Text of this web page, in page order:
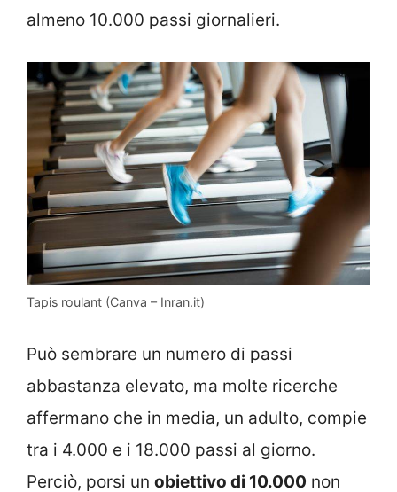
almeno 10.000 passi giornalieri.
Tapis roulant (Canva – Inran.it)
Può sembrare un numero di passi
abbastanza elevato, ma molte ricerche
affermano che in media, un adulto, compie
tra i 4.000 e i 18.000 passi al giorno.
Perciò, porsi un obiettivo di 10.000 non